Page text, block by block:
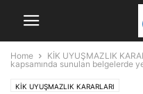
Home KİK UYUŞMAZLIK
kapsamında sunulan belgelerde
KİK UYUŞMAZLIK KARARLARI